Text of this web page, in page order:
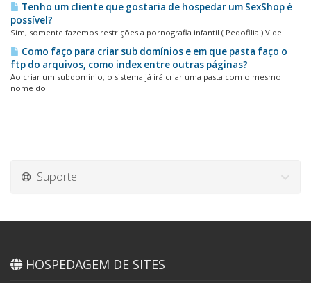
Tenho um cliente que gostaria de hospedar um SexShop é
possí­vel?
Sim, somente fazemos restrições a pornografia infantil ( Pedofilia ).Vide:...
Como faço para criar sub domínios e em que pasta faço o
ftp do arquivos, como index entre outras páginas?
Ao criar um subdominio, o sistema já irá criar uma pasta com o mesmo
nome do...
Suporte
HOSPEDAGEM DE SITES